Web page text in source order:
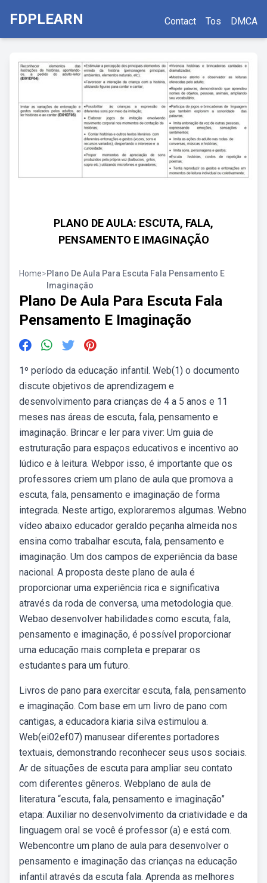
FDPLEARN Contact Tos DMCA
PLANO DE AULA: ESCUTA, FALA,
PENSAMENTO E IMAGINAÇÃO
Home>Plano De Aula Para Escuta Fala Pensamento E
Imaginação
Plano De Aula Para Escuta Fala
Pensamento E Imaginação
1º período da educação infantil. Web(1) o documento
discute objetivos de aprendizagem e
desenvolvimento para crianças de 4 a 5 anos e 11
meses nas áreas de escuta, fala, pensamento e
imaginação. Brincar e ler para viver: Um guia de
estruturação para espaços educativos e incentivo ao
lúdico e à leitura. Webpor isso, é importante que os
professores criem um plano de aula que promova a
escuta, fala, pensamento e imaginação de forma
integrada. Neste artigo, exploraremos algumas. Webno
vídeo abaixo educador geraldo peçanha almeida nos
ensina como trabalhar escuta, fala, pensamento e
imaginação. Um dos campos de experiência da base
nacional. A proposta deste plano de aula é
proporcionar uma experiência rica e significativa
através da roda de conversa, uma metodologia que.
Webao desenvolver habilidades como escuta, fala,
pensamento e imaginação, é possível proporcionar
uma educação mais completa e preparar os
estudantes para um futuro.
Livros de pano para exercitar escuta, fala, pensamento
e imaginação. Com base em um livro de pano com
cantigas, a educadora kiaria silva estimulou a.
Web(ei02ef07) manusear diferentes portadores
textuais, demonstrando reconhecer seus usos sociais.
Ar de situações de escuta para ampliar seu contato
com diferentes gêneros. Webplano de aula de
literatura “escuta, fala, pensamento e imaginação”
etapa: Auxiliar no desenvolvimento da criatividade e da
linguagem oral se você é professor (a) e está com.
Webencontre um plano de aula para desenvolver o
pensamento e imaginação das crianças na educação
infantil através da escuta fala. Aprenda as melhores